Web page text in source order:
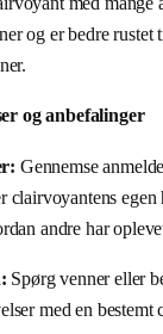
og er bedre rustet
og anbefalinger
Gennemse
clairvoyantens
andre har
Spørg venner eller
med en bestemt